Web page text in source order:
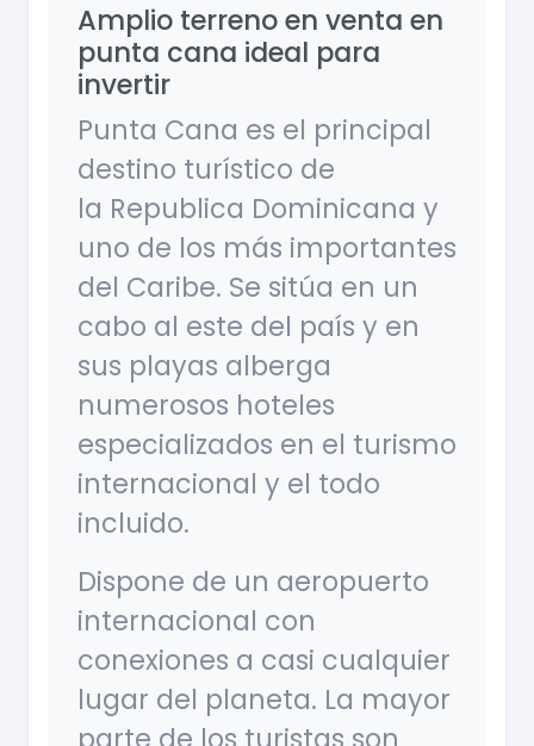
Amplio terreno en venta en
punta cana ideal para
invertir
Punta Cana es el principal
destino turístico de
la Republica Dominicana y
uno de los más importantes
del Caribe. Se sitúa en un
cabo al este del país y en
sus playas alberga
numerosos hoteles
especializados en el turismo
internacional y el todo
incluido.
Dispone de un aeropuerto
internacional con
conexiones a casi cualquier
lugar del planeta. La mayor